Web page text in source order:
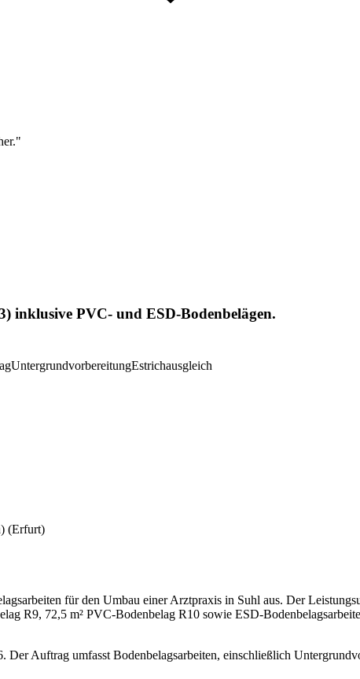
inklusive PVC- und ESD-Bodenbelägen.
UntergrundvorbereitungEstrichausgleich
(Erfurt)
für den Umbau einer Arztpraxis in Suhl aus. Der
R9, 72,5 m² PVC-Bodenbelag R10 sowie ESD-
Auftrag umfasst Bodenbelagsarbeiten, einschließlich